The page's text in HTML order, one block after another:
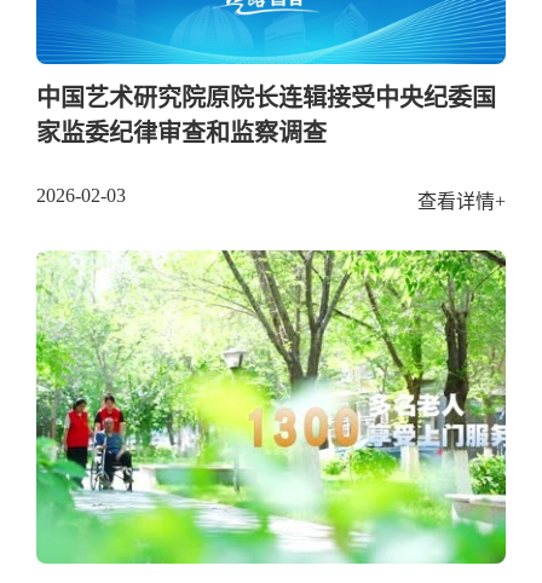
中国艺术研究院原院长连辑接受中央纪委国
家监委纪律审查和监察调查
2026-02-03 查看详情+